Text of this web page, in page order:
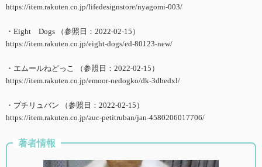
https://item.rakuten.co.jp/lifedesignstore/nyagomi-003/
・Eight Dogs （参照日：2022-02-15）
https://item.rakuten.co.jp/eight-dogs/ed-80123-new/
・エムールねどっこ （参照日：2022-02-15）
https://item.rakuten.co.jp/emoor-nedogko/dk-3dbedxl/
・プチリュバン （参照日：2022-02-15）
https://item.rakuten.co.jp/auc-petitruban/jan-4580206017706/
著者情報